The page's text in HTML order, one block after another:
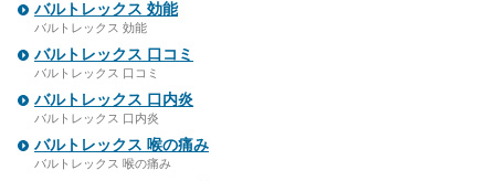
バルトレックス 効能
バルトレックス 効能
バルトレックス 口コミ
バルトレックス 口コミ
バルトレックス 口内炎
バルトレックス 口内炎
バルトレックス 喉の痛み
バルトレックス 喉の痛み